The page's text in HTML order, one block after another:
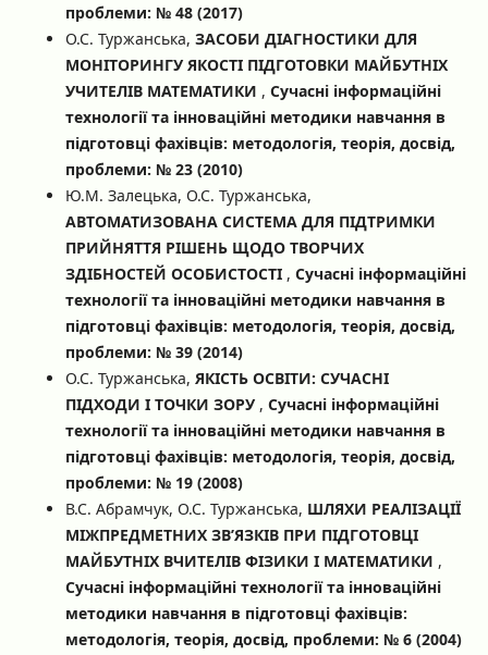
проблеми: № 48 (2017)
О.С. Туржанська, ЗАСОБИ ДІАГНОСТИКИ ДЛЯ
МОНІТОРИНГУ ЯКОСТІ ПІДГОТОВКИ МАЙБУТНІХ
УЧИТЕЛІВ МАТЕМАТИКИ , Сучасні інформаційні
технології та інноваційні методики навчання в
підготовці фахівців: методологія, теорія, досвід,
проблеми: № 23 (2010)
Ю.М. Залецька, О.С. Туржанська,
АВТОМАТИЗОВАНА СИСТЕМА ДЛЯ ПІДТРИМКИ
ПРИЙНЯТТЯ РІШЕНЬ ЩОДО ТВОРЧИХ
ЗДІБНОСТЕЙ ОСОБИСТОСТІ , Сучасні інформаційні
технології та інноваційні методики навчання в
підготовці фахівців: методологія, теорія, досвід,
проблеми: № 39 (2014)
О.С. Туржанська, ЯКІСТЬ ОСВІТИ: СУЧАСНІ
ПІДХОДИ І ТОЧКИ ЗОРУ , Сучасні інформаційні
технології та інноваційні методики навчання в
підготовці фахівців: методологія, теорія, досвід,
проблеми: № 19 (2008)
В.С. Абрамчук, О.С. Туржанська, ШЛЯХИ РЕАЛІЗАЦІЇ
МІЖПРЕДМЕТНИХ ЗВ’ЯЗКІВ ПРИ ПІДГОТОВЦІ
МАЙБУТНІХ ВЧИТЕЛІВ ФІЗИКИ І МАТЕМАТИКИ ,
Сучасні інформаційні технології та інноваційні
методики навчання в підготовці фахівців:
методологія, теорія, досвід, проблеми: № 6 (2004)